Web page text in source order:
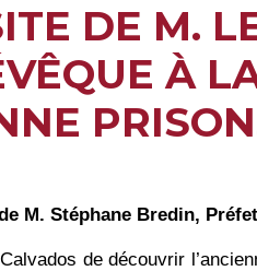
DE M.
À
M. Stéphane Bredin,
de découvrir